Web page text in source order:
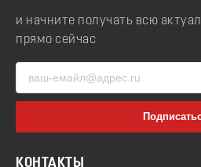
и начните получать всю
прямо сейчас
КОНТАКТЫ